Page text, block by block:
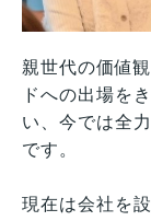
親世代の価値
ドへの出場を
い、今では全
です。
現在は会社を